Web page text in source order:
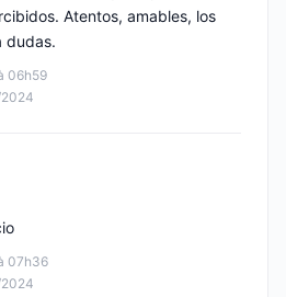
06h59
Atentos, amables, los
dudas.
07h36